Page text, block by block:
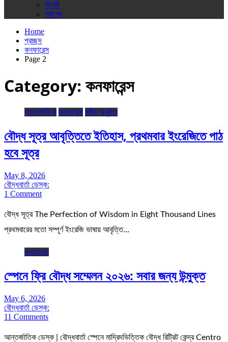
জীবনী
সর্বশেষ
Home
প্রচ্ছদ
কনফারেন্স
Page 2
Category: কনফারেন্স
আন্তর্জাতিক কনফারেন্স ধর্মীয় অনুষ্ঠান
বৌদ্ধ সূত্র আবৃত্তিতে ইতিহাস, প্রথমবার ইংরেজিতে পাঠ
হবে সূত্র
May 8, 2026
বৌদ্ধবার্তা ডেস্ক:
1 Comment
বৌদ্ধ সূত্র The Perfection of Wisdom in Eight Thousand Lines
প্রথমবারের মতো সম্পূর্ণ ইংরেজি ভাষায় আবৃত্তি…
কনফারেন্স
স্পেনে ফ্রি বৌদ্ধ সম্মেলন ২০২৬: সবার জন্য উন্মুক্ত
May 6, 2026
বৌদ্ধবার্তা ডেস্ক:
11 Comments
আন্তর্জাতিক ডেস্ক | বৌদ্ধবার্তা স্পেনে মাদ্রিদভিত্তিক বৌদ্ধ রিট্রিট কেন্দ্র Centro